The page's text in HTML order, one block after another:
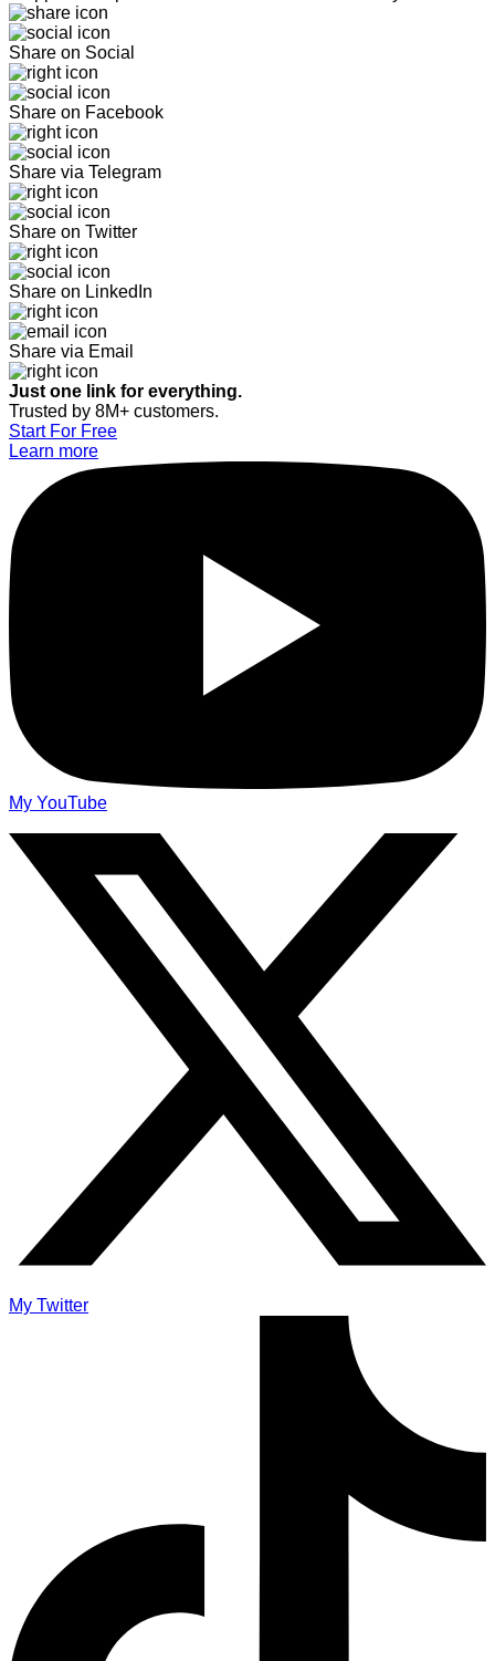
Share on Social
Share on Facebook
Share via Telegram
Share on Twitter
Share on LinkedIn
Share via Email
Just one link for everything.
Trusted by 8M+ customers.
Start For Free
Learn more
My YouTube
My Twitter